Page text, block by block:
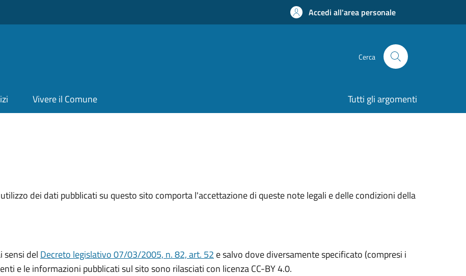
Accedi all'area personale
Cerca
Vivere il Comune Tutti gli argomenti
dei dati pubblicati su questo sito comporta l'accettazione di queste note legali e delle condizioni della
sensi del Decreto legislativo 07/03/2005, n. 82, art. 52 e salvo dove diversamente specificato (compresi i
e le informazioni pubblicati sul sito sono rilasciati con licenza CC-BY 4.0.